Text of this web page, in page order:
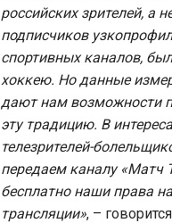
российских зрителей, а
подписчиков
спортивных каналов,
хоккею. Но данные
дают нам возможности
эту традицию. В
телезрителей-
передаем каналу «Матч
бесплатно наши права
трансляции», –